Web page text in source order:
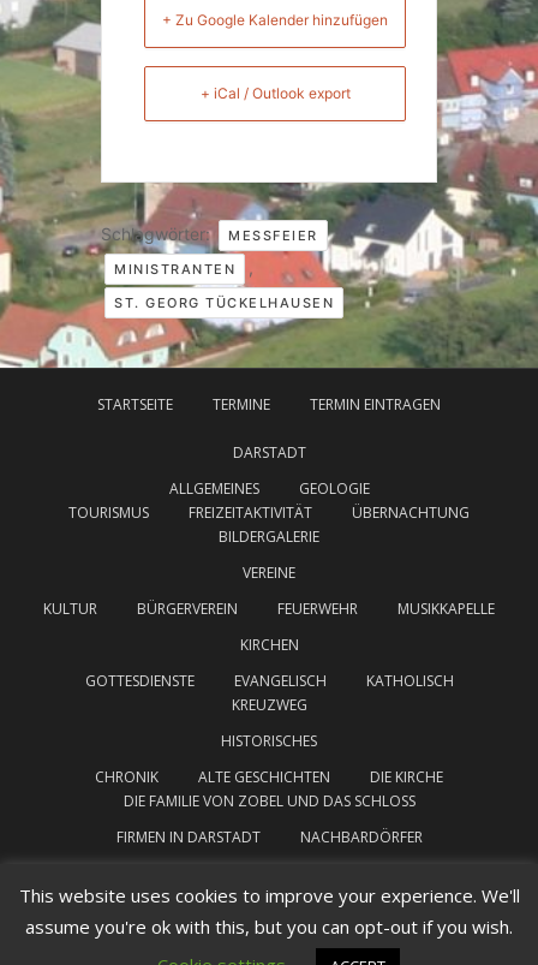
+ Zu Google Kalender hinzufügen
+ iCal / Outlook export
Schlagwörter: MESSFEIER ,
MINISTRANTEN ,
ST. GEORG TÜCKELHAUSEN
STARTSEITE TERMINE TERMIN EINTRAGEN
DARSTADT
ALLGEMEINES
GEOLOGIE
TOURISMUS
FREIZEITAKTIVITÄT
ÜBERNACHTUNG
BILDERGALERIE
VEREINE
KULTUR
BÜRGERVEREIN FEUERWEHR
MUSIKKAPELLE
KIRCHEN
GOTTESDIENSTE
EVANGELISCH
KATHOLISCH
KREUZWEG
HISTORISCHES
CHRONIK
ALTE GESCHICHTEN
DIE KIRCHE
DIE FAMILIE VON ZOBEL UND DAS SCHLOSS
FIRMEN IN DARSTADT
NACHBARDÖRFER
INTERESSANTE LINKS
DATENSCHUTZERKLÄRUNG
This website uses cookies to improve your experience. We'll
assume you're ok with this, but you can opt-out if you wish.